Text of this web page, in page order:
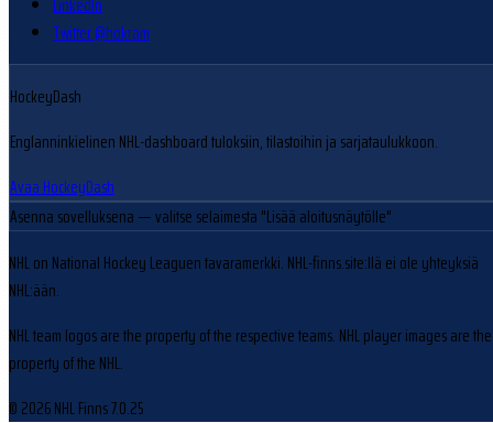
Twitter @hokram
HockeyDash
Englanninkielinen NHL-dashboard tuloksiin, tilastoihin ja sarjataulukkoon.
Avaa HockeyDash
Asenna sovelluksena — valitse selaimesta "Lisää aloitusnäytölle"
NHL on National Hockey Leaguen tavaramerkki. NHL-finns.site:llä ei ole yhteyksiä
NHL:ään.
NHL team logos are the property of the respective teams. NHL player images are the
property of the NHL.
© 2026 NHL Finns7.0.25